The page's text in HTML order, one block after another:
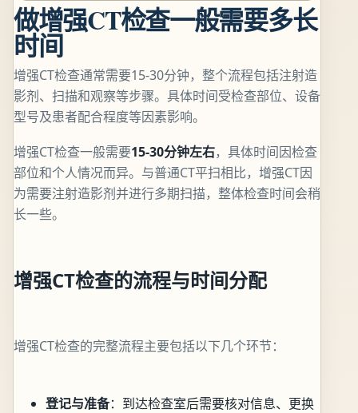
做增强CT检查一般需要多长
时间
增强CT检查通常需要15-30分钟，整个流程包括注射造
影剂、扫描和观察等步骤。具体时间受检查部位、设备
型号及患者配合程度等因素影响。
增强CT检查一般需要15-30分钟左右，具体时间因检查
部位和个人情况而异。与普通CT平扫相比，增强CT因
为需要注射造影剂并进行多期扫描，整体检查时间会稍
长一些。
增强CT检查的流程与时间分配
增强CT检查的完整流程主要包括以下几个环节：
登记与准备：到达检查室后需要核对信息、更换